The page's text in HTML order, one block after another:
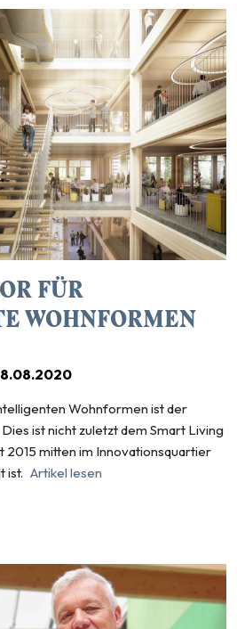
FÜR
WOHNFORMEN
Wohnformen ist der
ist nicht zuletzt dem Smart Living
2015 mitten im Innovationsquartier
ist. Artikel lesen